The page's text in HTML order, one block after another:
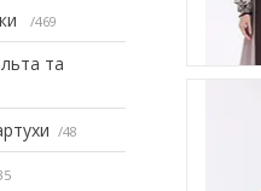
469
та
48